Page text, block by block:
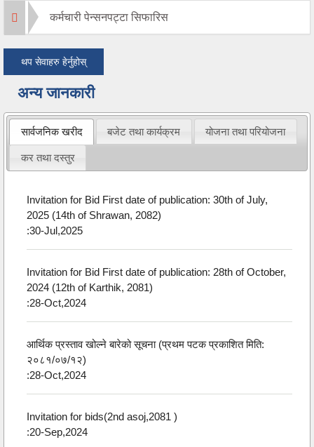
कर्मचारी पेन्सनपट्टा सिफारिस
थप सेवाहरु हेर्नुहोस्
अन्य जानकारी
सार्वजनिक खरीद बजेट तथा कार्यक्रम योजना तथा परियोजना
कर तथा दस्तुर
Invitation for Bid First date of publication: 30th of July,
2025 (14th of Shrawan, 2082)
:30-Jul,2025
Invitation for Bid First date of publication: 28th of October,
2024 (12th of Karthik, 2081)
:28-Oct,2024
आर्थिक प्रस्ताव खोल्ने बारेको सूचना (प्रथम पटक प्रकाशित मिति:
२०८१/०७/१२)
:28-Oct,2024
Invitation for bids(2nd asoj,2081 )
:20-Sep,2024